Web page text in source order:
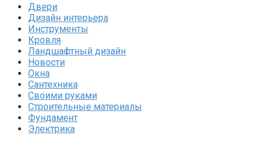
Двери
Дизайн интерьера
Инструменты
Кровля
Ландшафтный дизайн
Новости
Окна
Сантехника
Своими руками
Строительные материалы
Фундамент
Электрика